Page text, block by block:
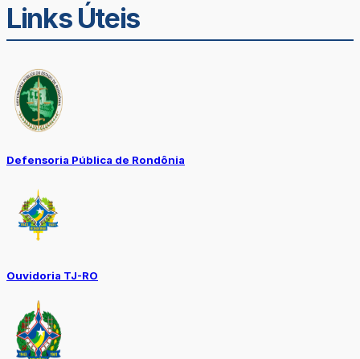
Links Úteis
Defensoria Pública de Rondônia
Ouvidoria TJ-RO